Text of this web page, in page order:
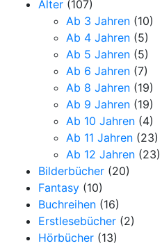
Alter (107)
Ab 3 Jahren (10)
Ab 4 Jahren (5)
Ab 5 Jahren (5)
Ab 6 Jahren (7)
Ab 8 Jahren (19)
Ab 9 Jahren (19)
Ab 10 Jahren (4)
Ab 11 Jahren (23)
Ab 12 Jahren (23)
Bilderbücher (20)
Fantasy (10)
Buchreihen (16)
Erstlesebücher (2)
Hörbücher (13)